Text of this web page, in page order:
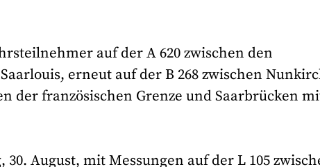
auf der A 620 zwischen den
erneut auf der B 268 zwischen
der französischen Grenze und Saarbrücken
August, mit Messungen auf der L 105